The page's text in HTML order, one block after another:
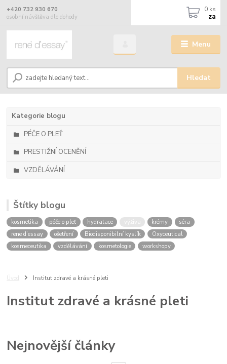
Menu
Hledat
+420 732 930 670
osobní návštěva dle dohody
0 ks
za
Kategorie blogu
PÉČE O PLEŤ
PRESTIŽNÍ OCENĚNÍ
VZDĚLÁVÁNÍ
Štítky blogu
kosmetika péče o pleť hydratace výživa krémy
séra
rene d’essay
ošetření Biodisponibilní kyslík
Oxyceutical
kosmeceutika
vzdělávání kosmetologie workshopy
Úvod Institut zdravé a krásné pleti
Institut zdravé a krásné pleti
Nejnovější články